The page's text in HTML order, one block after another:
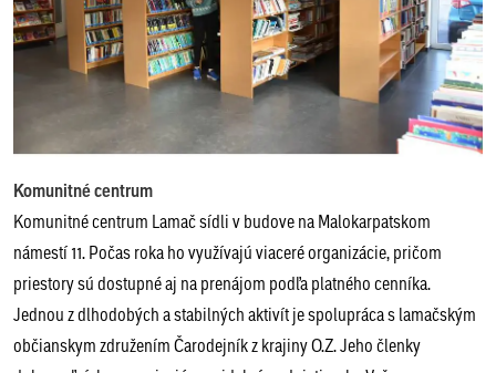
Komunitné centrum
Komunitné centrum Lamač sídli v budove na Malokarpatskom
námestí 11. Počas roka ho využívajú viaceré organizácie, pričom
priestory sú dostupné aj na prenájom podľa platného cenníka.
Jednou z dlhodobých a stabilných aktivít je spolupráca s lamačským
občianskym združením Čarodejník z krajiny O.Z. Jeho členky